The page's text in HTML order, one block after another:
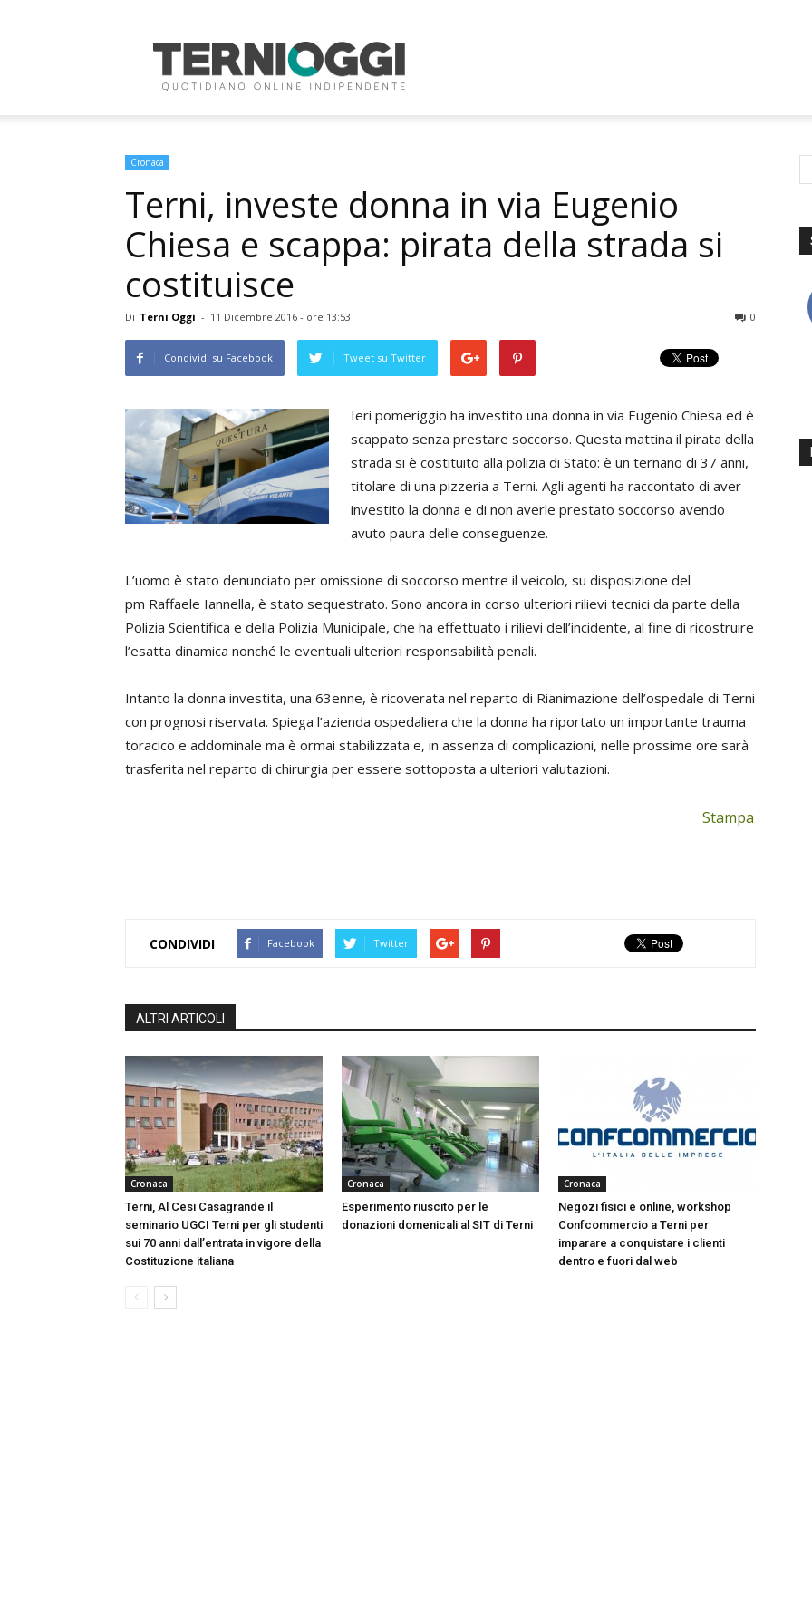
Oggi
Cronaca
Terni, investe donna in via Eugenio
Chiesa e scappa: pirata della strada si
costituisce
Di Terni Oggi - 11 Dicembre 2016 - ore 13:53 0
Condividi su Facebook Tweet su Twitter
Ieri pomeriggio ha investito una donna in via Eugenio Chiesa ed è
scappato senza prestare soccorso. Questa mattina il pirata della
strada si è costituito alla polizia di Stato: è un ternano di 37 anni,
titolare di una pizzeria a Terni. Agli agenti ha raccontato di aver
investito la donna e di non averle prestato soccorso avendo
avuto paura delle conseguenze.
L’uomo è stato denunciato per omissione di soccorso mentre il veicolo, su disposizione del
pm Raffaele Iannella, è stato sequestrato. Sono ancora in corso ulteriori rilievi tecnici da parte della
Polizia Scientifica e della Polizia Municipale, che ha effettuato i rilievi dell’incidente, al fine di ricostruire
l’esatta dinamica nonché le eventuali ulteriori responsabilità penali.
Intanto la donna investita, una 63enne, è ricoverata nel reparto di Rianimazione dell’ospedale di Terni
con prognosi riservata. Spiega l’azienda ospedaliera che la donna ha riportato un importante trauma
toracico e addominale ma è ormai stabilizzata e, in assenza di complicazioni, nelle prossime ore sarà
trasferita nel reparto di chirurgia per essere sottoposta a ulteriori valutazioni.
Stampa
CONDIVIDI Facebook Twitter
ALTRI ARTICOLI
Cronaca
Terni, Al Cesi Casagrande il
seminario UGCI Terni per gli studenti
sui 70 anni dall’entrata in vigore della
Costituzione italiana
Cronaca
Esperimento riuscito per le
donazioni domenicali al SIT di Terni
Cronaca
Negozi fisici e online, workshop
Confcommercio a Terni per
imparare a conquistare i clienti
dentro e fuori dal web